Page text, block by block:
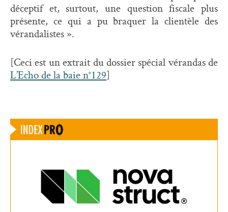
déceptif et, surtout, une question fiscale plus
présente, ce qui a pu braquer la clientèle des
vérandalistes ».
[Ceci est un extrait du dossier spécial vérandas de
L’Echo de la baie n°129]